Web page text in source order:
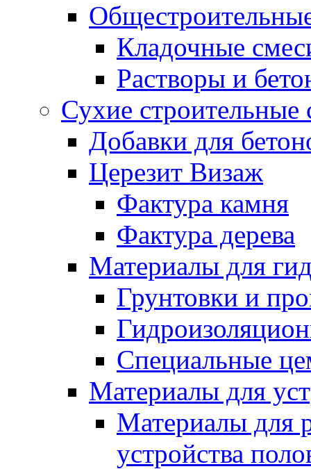
Кладочные
Растворы и
Сухие строительные
Добавки для
Церезит Визаж
Фактура камня
Фактура дерева
Материалы для
Грунтовки и
Специальные
Материалы для
Материалы для
устройства